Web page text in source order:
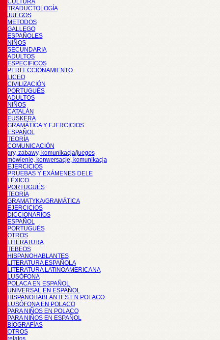
CULTURA
TRADUCTOLOGÍA
JUEGOS
METODOS
GALLEGO
ESPAÑOLES
NIÑOS
SECUNDARIA
ADULTOS
ESPECIFICOS
PERFECCIONAMIENTO
LICEO
CIVILIZACIÓN
PORTUGUÉS
ADULTOS
NIÑOS
CATALÁN
EUSKERA
GRAMÁTICA Y EJERCICIOS
ESPAÑOL
TEORÍA
COMUNICACIÓN
gry, zabawy, komunikacja/juegos
mówienie, konwersacje, komunikacja
EJERCICIOS
PRUEBAS Y EXÁMENES DELE
LÉXICO
PORTUGUÉS
TEORÍA
GRAMATYKA/GRAMÁTICA
EJERCICIOS
DICCIONARIOS
ESPAÑOL
PORTUGUÉS
OTROS
LITERATURA
TEBEOS
HISPANOHABLANTES
LITERATURA ESPAÑOLA
LITERATURA LATINOAMERICANA
LUSÓFONA
POLACA EN ESPAÑOL
UNIVERSAL EN ESPAÑOL
HISPANOHABLANTES EN POLACO
LUSÓFONA EN POLACO
PARA NIÑOS EN POLACO
PARA NIÑOS EN ESPAÑOL
BIOGRAFÍAS
OTROS
relatos